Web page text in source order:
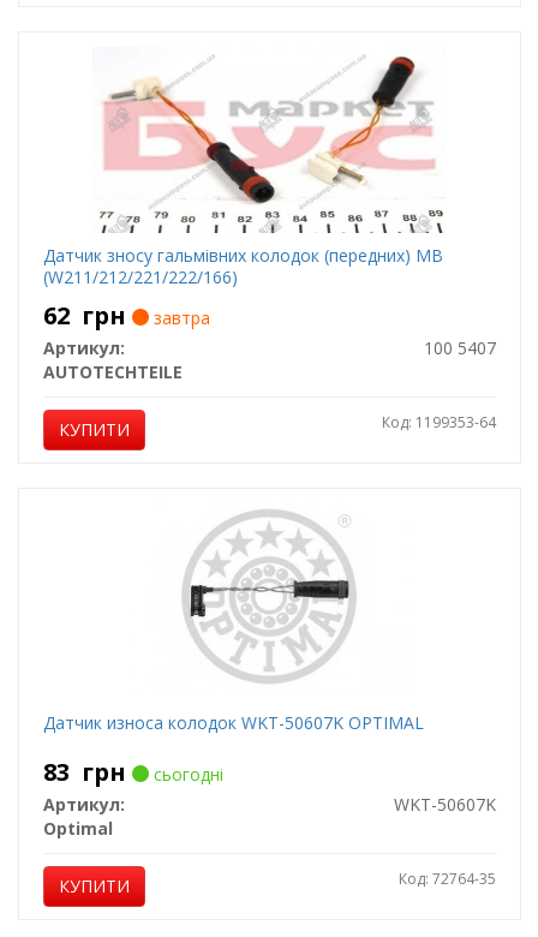
Датчик зносу гальмівних колодок (передних) MB
(W211/212/221/222/166)
62 грн
завтра
Артикул:
100 5407
AUTOTECHTEILE
КУПИТИ Код: 1199353-64
Датчик износа колодок WKT-50607K OPTIMAL
83 грн
сьогодні
Артикул:
WKT-50607K
Optimal
КУПИТИ Код: 72764-35